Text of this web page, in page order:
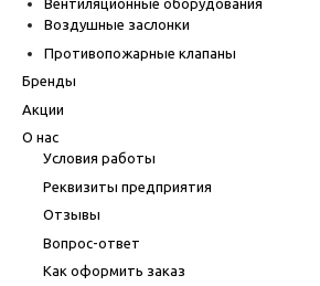
Вентиляционные оборудования
Воздушные заслонки
Противопожарные клапаны
Бренды
Акции
О нас
Условия работы
Реквизиты предприятия
Отзывы
Вопрос-ответ
Как оформить заказ